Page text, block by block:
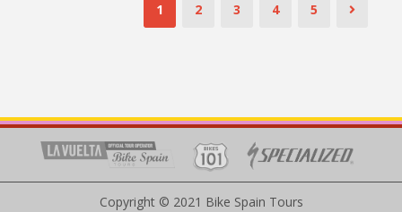
1 2 3 4 5
Copyright © 2021 Bike Spain Tours